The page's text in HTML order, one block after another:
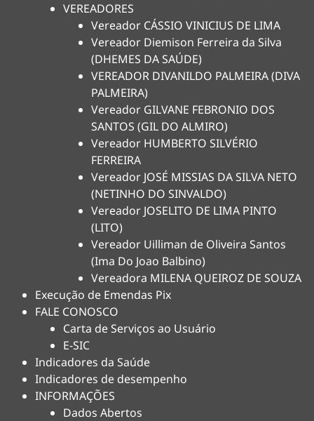
VEREADORES
Vereador CÁSSIO VINICIUS DE LIMA
Vereador Diemison Ferreira da Silva
(DHEMES DA SAÚDE)
VEREADOR DIVANILDO PALMEIRA (DIVA
PALMEIRA)
Vereador GILVANE FEBRONIO DOS
SANTOS (GIL DO ALMIRO)
Vereador HUMBERTO SILVÉRIO
FERREIRA
Vereador JOSÉ MISSIAS DA SILVA NETO
(NETINHO DO SINVALDO)
Vereador JOSELITO DE LIMA PINTO
(LITO)
Vereador Uilliman de Oliveira Santos
(Ima Do Joao Balbino)
Vereadora MILENA QUEIROZ DE SOUZA
Execução de Emendas Pix
FALE CONOSCO
Carta de Serviços ao Usuário
E-SIC
Indicadores da Saúde
Indicadores de desempenho
INFORMAÇÕES
Dados Abertos